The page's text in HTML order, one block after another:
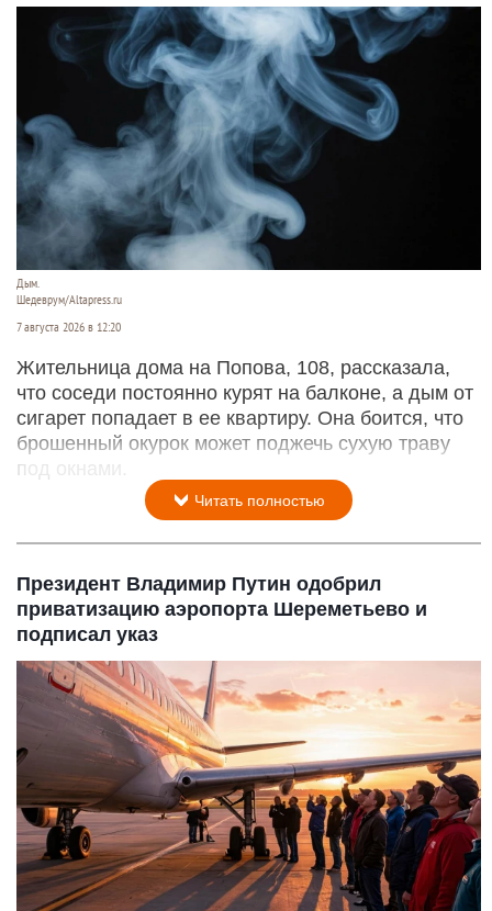
Дым.
Шедеврум/Altapress.ru
7 августа 2026 в 12:20
Жительница дома на Попова, 108, рассказала,
что соседи постоянно курят на балконе, а дым от
сигарет попадает в ее квартиру. Она боится, что
брошенный окурок может поджечь сухую траву
под окнами.
Читать полностью
Президент Владимир Путин одобрил
приватизацию аэропорта Шереметьево и
подписал указ